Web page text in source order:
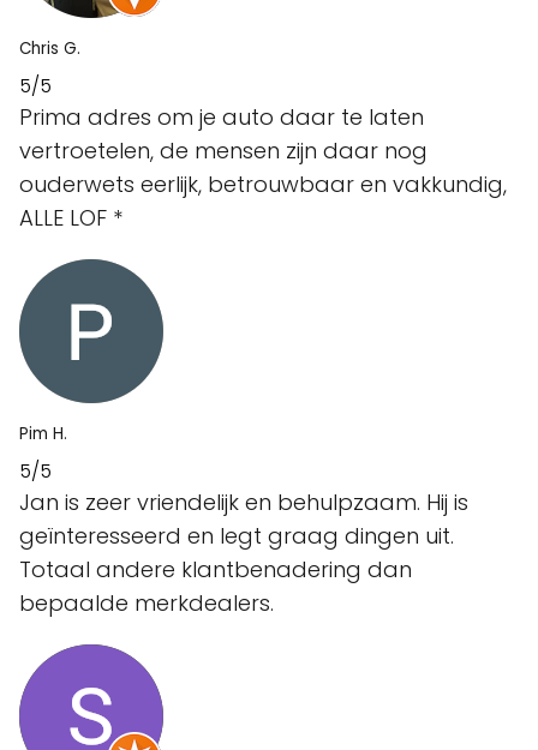
Chris G.
5/5
Prima adres om je auto daar te laten
vertroetelen, de mensen zijn daar nog
ouderwets eerlijk, betrouwbaar en vakkundig,
ALLE LOF *
Pim H.
5/5
Jan is zeer vriendelijk en behulpzaam. Hij is
geïnteresseerd en legt graag dingen uit.
Totaal andere klantbenadering dan
bepaalde merkdealers.